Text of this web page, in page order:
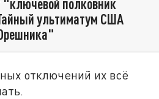
"ключевой полковник
ультиматум США
отключений их всё